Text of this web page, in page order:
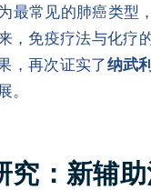
最常见的肺癌类
，免疫疗法与化
，再次证实了纳武
。
究：新辅